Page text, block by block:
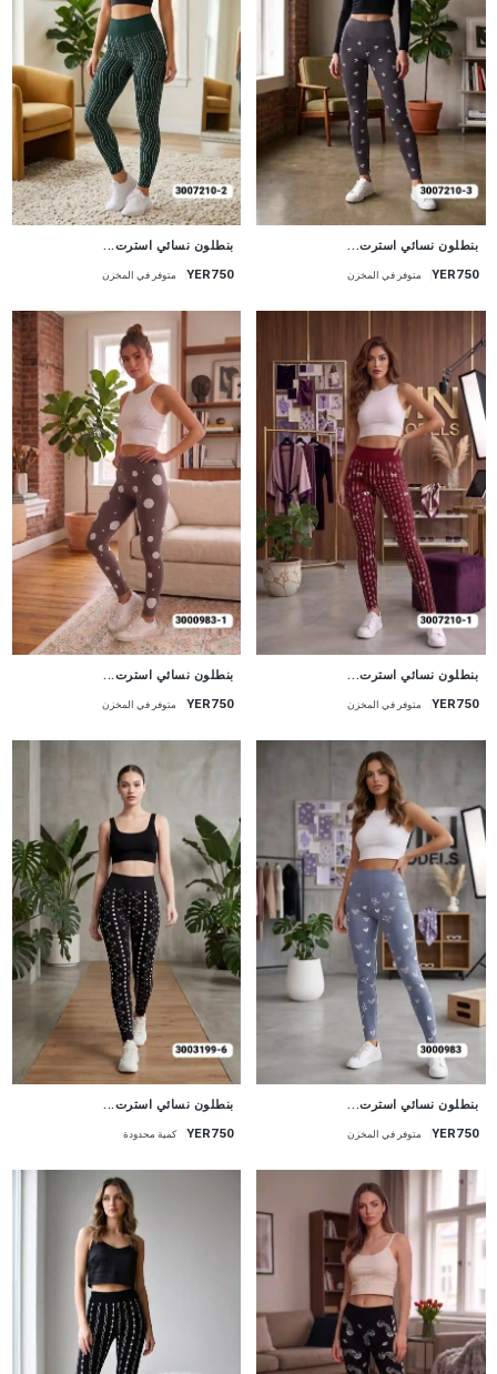
بنطلون نسائي استرت...
YER750 متوفر في المخزن
بنطلون نسائي استرت...
YER750 متوفر في المخزن
بنطلون نسائي استرت...
YER750 متوفر في المخزن
بنطلون نسائي استرت...
YER750 متوفر في المخزن
بنطلون نسائي استرت...
YER750 متوفر في المخزن
بنطلون نسائي استرت...
YER750 كمية محدودة